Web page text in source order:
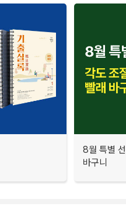
8월 특별
바구니